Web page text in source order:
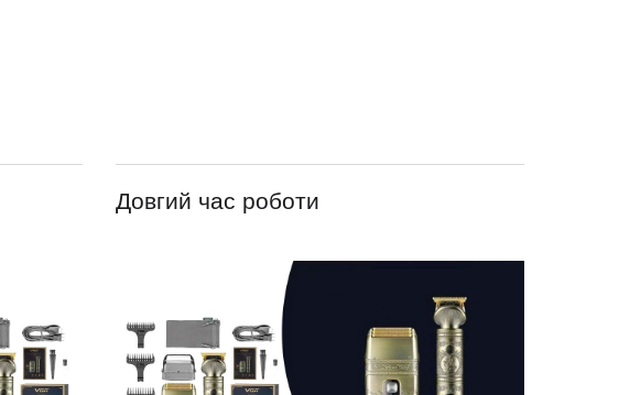
Довгий час роботи